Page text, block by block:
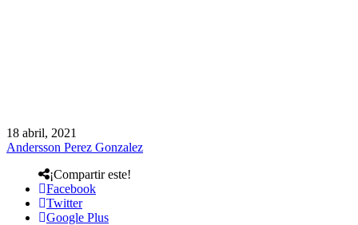
18 abril, 2021
Andersson Perez Gonzalez
¡Compartir este!
Facebook
Twitter
Google Plus